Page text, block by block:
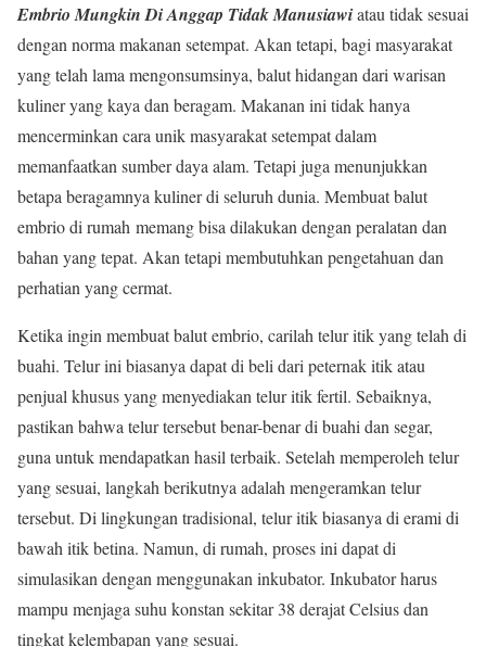
Embrio Mungkin Di Anggap Tidak Manusiawiatau tidak sesuai
dengan norma makanan setempat. Akan tetapi, bagi masyarakat
yang telah lama mengonsumsinya, balut hidangan dari warisan
kuliner yang kaya dan beragam. Makanan ini tidak hanya
mencerminkan cara unik masyarakat setempat dalam
memanfaatkan sumber daya alam. Tetapi juga menunjukkan
betapa beragamnya kuliner di seluruh dunia. Membuat balut
embrio di rumah memang bisa dilakukan dengan peralatan dan
bahan yang tepat. Akan tetapi membutuhkan pengetahuan dan
perhatian yang cermat.
Ketika ingin membuat balut embrio, carilah telur itik yang telah di
buahi. Telur ini biasanya dapat di beli dari peternak itik atau
penjual khusus yang menyediakan telur itik fertil. Sebaiknya,
pastikan bahwa telur tersebut benar-benar di buahi dan segar,
guna untuk mendapatkan hasil terbaik. Setelah memperoleh telur
yang sesuai, langkah berikutnya adalah mengeramkan telur
tersebut. Di lingkungan tradisional, telur itik biasanya di erami di
bawah itik betina. Namun, di rumah, proses ini dapat di
simulasikan dengan menggunakan inkubator. Inkubator harus
mampu menjaga suhu konstan sekitar 38 derajat Celsius dan
tingkat kelembapan yang sesuai.